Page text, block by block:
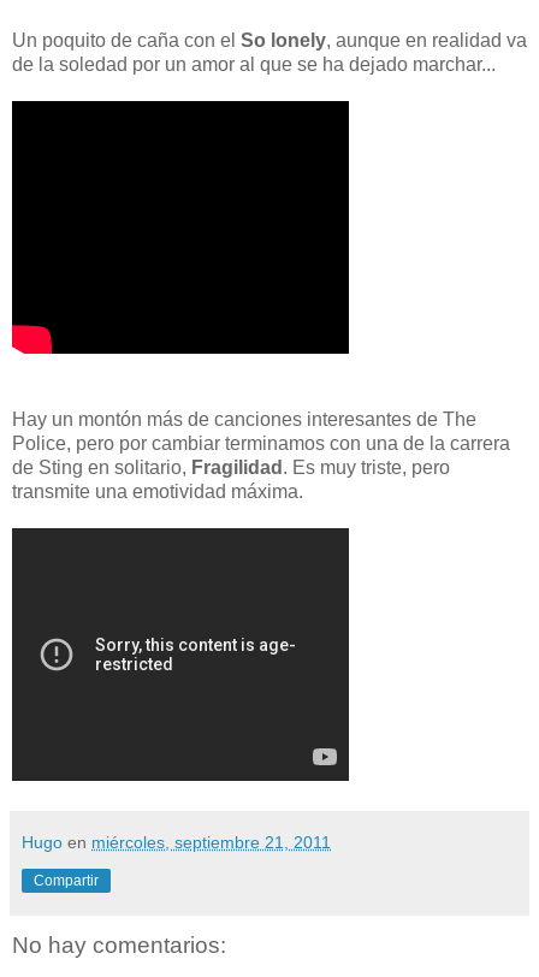
Un poquito de caña con el So lonely, aunque en realidad va
de la soledad por un amor al que se ha dejado marchar...
Hay un montón más de canciones interesantes de The
Police, pero por cambiar terminamos con una de la carrera
de Sting en solitario, Fragilidad . Es muy triste, pero
transmite una emotividad máxima.
Hugo en miércoles, septiembre 21, 2011
Compartir
No hay comentarios: